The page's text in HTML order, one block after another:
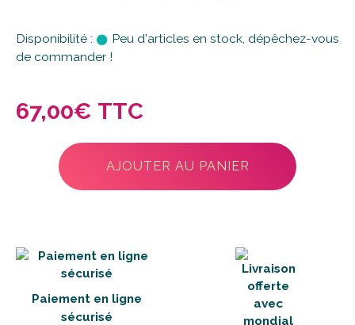
Disponibilité :
Peu d'articles en stock, dépêchez-vous
de commander !
67,00€ TTC
AJOUTER AU PANIER
Paiement en ligne
sécurisé